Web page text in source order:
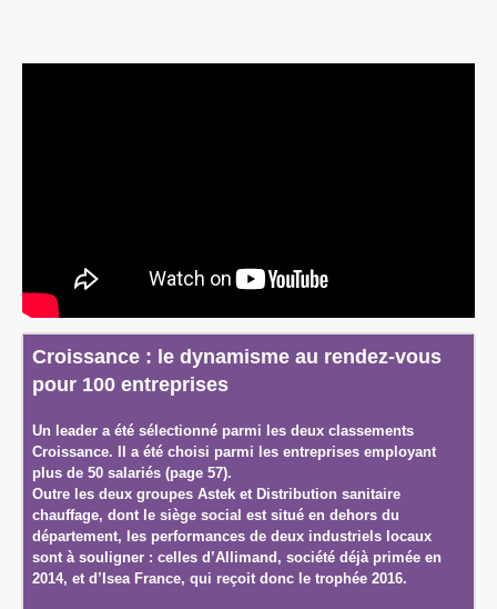
Croissance : le dynamisme au rendez-vous
pour 100 entreprises
Un leader a été sélectionné parmi les deux classements
Croissance. Il a été choisi parmi les entreprises employant
plus de 50 salariés (page 57).
Outre les deux groupes Astek et Distribution sanitaire
chauffage, dont le siège social est situé en dehors du
département, les performances de deux industriels locaux
sont à souligner : celles d’Allimand, société déjà primée en
2014, et d’Isea France, qui reçoit donc le trophée 2016.